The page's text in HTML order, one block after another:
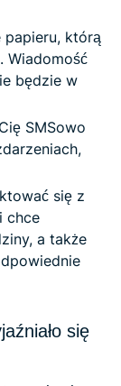
papieru, którą
Wiadomość
będzie w
SMSowo
się z
chce
a także
się